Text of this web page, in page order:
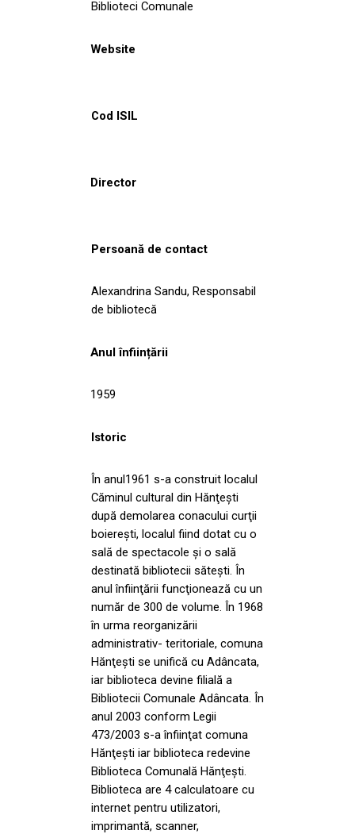
Biblioteci Comunale
Website
Cod ISIL
Director
Persoană de contact
Alexandrina Sandu, Responsabil
de bibliotecă
Anul înființării
1959
Istoric
În anul1961 s-a construit localul
Căminul cultural din Hănţeşti
după demolarea conacului curţii
boiereşti, localul fiind dotat cu o
sală de spectacole şi o sală
destinată bibliotecii săteşti. În
anul înfiinţării funcţionează cu un
număr de 300 de volume. În 1968
în urma reorganizării
administrativ- teritoriale, comuna
Hănţeşti se unifică cu Adâncata,
iar biblioteca devine filială a
Bibliotecii Comunale Adâncata. În
anul 2003 conform Legii
473/2003 s-a înfiinţat comuna
Hănţeşti iar biblioteca redevine
Biblioteca Comunală Hănţeşti.
Biblioteca are 4 calculatoare cu
internet pentru utilizatori,
imprimantă, scanner,